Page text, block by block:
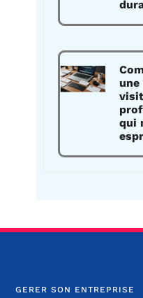
une
qui
GERER SON ENTREPRISE